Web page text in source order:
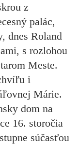
z
palác,
dnes Roland
s rozlohou
Meste.
i
Márie.
dom na
16. storočia
súčasťou